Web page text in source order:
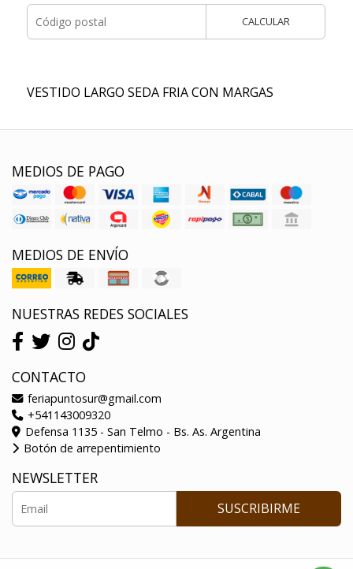
CALCULAR
VESTIDO LARGO SEDA FRIA CON MARGAS
MEDIOS DE PAGO
MEDIOS DE ENVÍO
NUESTRAS REDES SOCIALES
CONTACTO
feriapuntosur@gmail.com
+541143009320
Defensa 1135 - San Telmo - Bs. As. Argentina
Botón de arrepentimiento
NEWSLETTER
SUSCRIBIRME